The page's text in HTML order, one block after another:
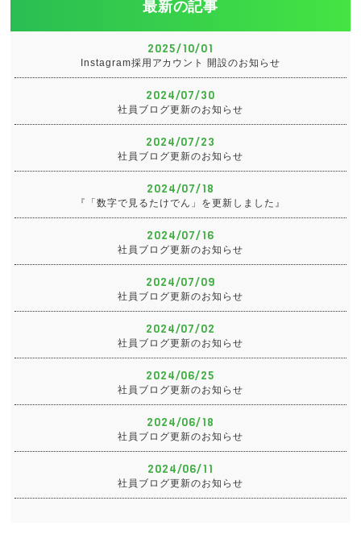
最新の記事
2025/10/01
Instagram採用アカウント 開設のお知らせ
2024/07/30
社員ブログ更新のお知らせ
2024/07/23
社員ブログ更新のお知らせ
2024/07/18
『「数字で見るたけでん」を更新しました』
2024/07/16
社員ブログ更新のお知らせ
2024/07/09
社員ブログ更新のお知らせ
2024/07/02
社員ブログ更新のお知らせ
2024/06/25
社員ブログ更新のお知らせ
2024/06/18
社員ブログ更新のお知らせ
2024/06/11
社員ブログ更新のお知らせ